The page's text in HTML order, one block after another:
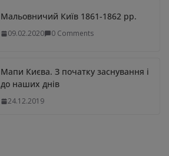
Мальовничий Київ 1861-1862 рр.
09.02.2020 0 Comments
Мапи Києва. З початку заснування і
до наших днів
24.12.2019